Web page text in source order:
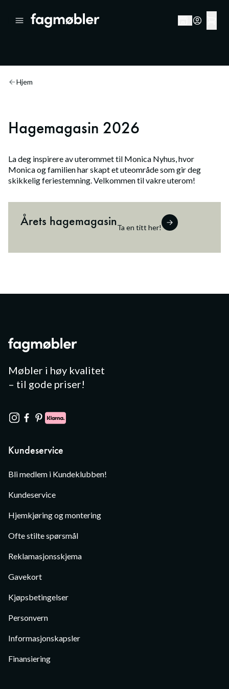
Hjem
Hagemagasin 2026
La deg inspirere av uterommet til Monica Nyhus, hvor
Monica og familien har skapt et uteområde som gir deg
skikkelig feriestemning. Velkommen til vakre uterom!
Årets hagemagasinTa en titt her!
Møbler i høy kvalitet
– til gode priser!
Kundeservice
Bli medlem i Kundeklubben!
Kundeservice
Hjemkjøring og montering
Ofte stilte spørsmål
Reklamasjonsskjema
Gavekort
Kjøpsbetingelser
Personvern
Informasjonskapsler
Finansiering